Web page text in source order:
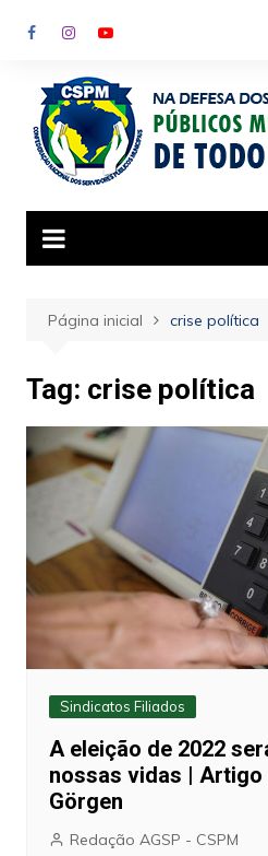
para
conteúdo
Página inicial crise política
Tag: crise política
Sindicatos Filiados
A eleição de 2022
nossas vidas | Artigo
Görgen
Redação AGSP - CSPM